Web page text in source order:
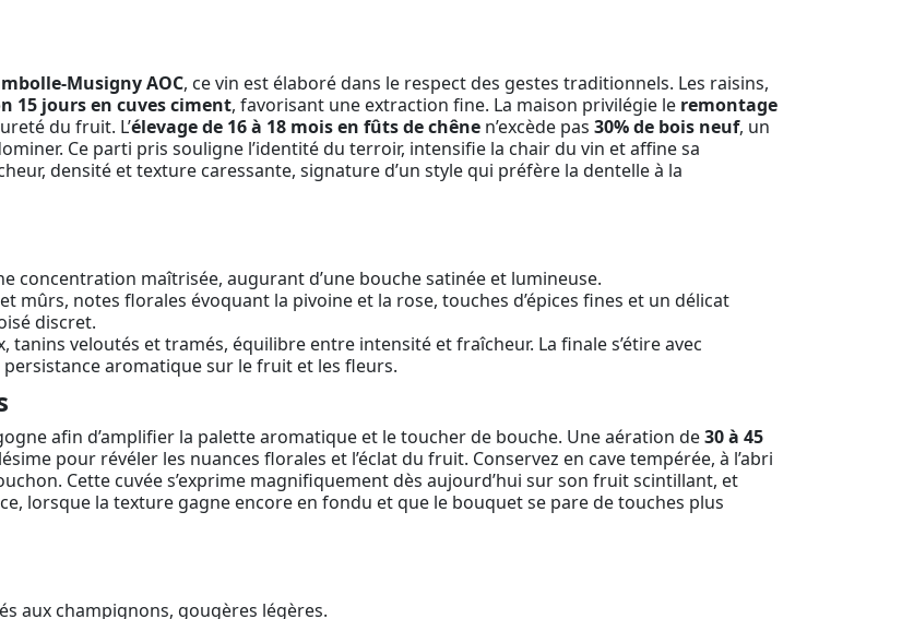
Musigny AOC, ce vin est élaboré dans le respect des gestes traditionnels. Les raisins,
15 jours en cuves ciment, favorisant une extraction fine. La maison privilégie le remontage
du fruit. L’élevage de 16 à 18 mois en fûts de chêne n’excède pas 30% de bois neuf, un
Ce parti pris souligne l’identité du terroir, intensifie la chair du vin et affine sa
densité et texture caressante, signature d’un style qui préfère la dentelle à la
concentration maîtrisée, augurant d’une bouche satinée et lumineuse.
mûrs, notes florales évoquant la pivoine et la rose, touches d’épices fines et un délicat
discret.
veloutés et tramés, équilibre entre intensité et fraîcheur. La finale s’étire avec
aromatique sur le fruit et les fleurs.
afin d’amplifier la palette aromatique et le toucher de bouche. Une aération de30 à 45
pour révéler les nuances florales et l’éclat du fruit. Conservez en cave tempérée, à l’abri
Cette cuvée s’exprime magnifiquement dès aujourd’hui sur son fruit scintillant, et
lorsque la texture gagne encore en fondu et que le bouquet se pare de touches plus
aux champignons, gougères légères.